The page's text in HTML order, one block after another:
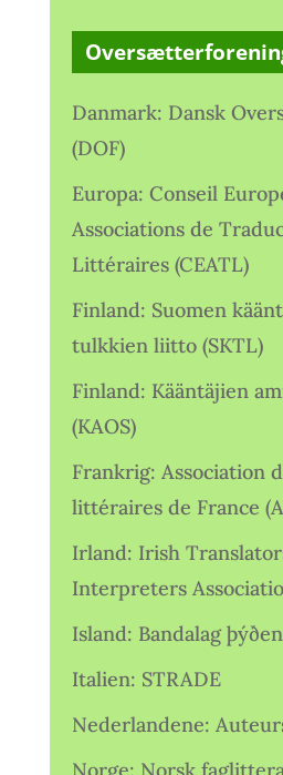
Danmark: Dansk
(DOF)
Europa: Conseil
Associations de
Littéraires (CEATL)
Finland: Suomen
tulkkien liitto (SKTL)
Finland: Kääntäjien
(KAOS)
Frankrig: Association
littéraires de France
Irland: Irish
Interpreters
Island: Bandalag
Italien: STRADE
Nederlandene: